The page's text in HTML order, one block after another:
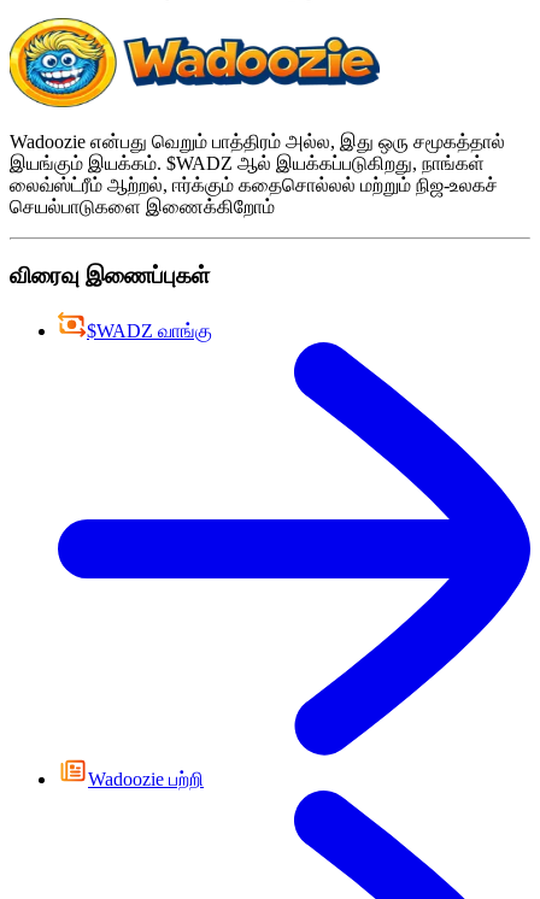
Wadoozie என்பது வெறும் பாத்திரம் அல்ல, இது ஒரு சமூகத்தால்
இயங்கும் இயக்கம். $WADZ ஆல் இயக்கப்படுகிறது, நாங்கள்
லைவ்ஸ்ட்ரீம் ஆற்றல், ஈர்க்கும் கதைசொல்லல் மற்றும் நிஜ-உலகச்
செயல்பாடுகளை இணைக்கிறோம்
விரைவு இணைப்புகள்
$WADZ வாங்கு
Wadoozie பற்றி